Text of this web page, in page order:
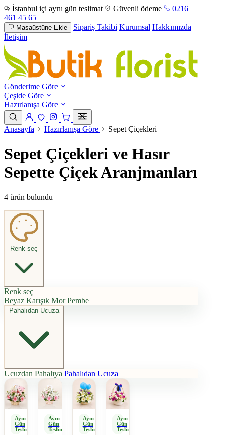
İstanbul içi aynı gün teslimat Güvenli ödeme
0216
461 45 65
Masaüstüne Ekle Sipariş Takibi Kurumsal Hakkımızda
İletişim
Gönderime Göre
Çeşide Göre
Hazırlanışa Göre
Anasayfa Hazırlanışa Göre Sepet Çiçekleri
Sepet Çiçekleri ve Hasır
Sepette Çiçek Aranjmanları
4 ürün bulundu
Renk seç
Renk seç
Beyaz Karışık Mor Pembe
Pahalıdan Ucuza
Ucuzdan Pahalıya Pahalıdan Ucuza
Aynı
Gün
Teslimat
Aynı
Gün
Teslimat
Aynı
Gün
Teslimat
Aynı
Gün
Teslimat